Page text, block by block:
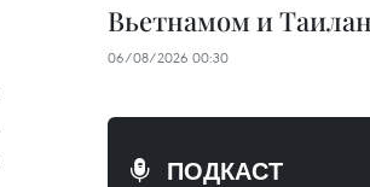
Вьетнамом и
06/08/2026 00:30
ПОДКАСТ